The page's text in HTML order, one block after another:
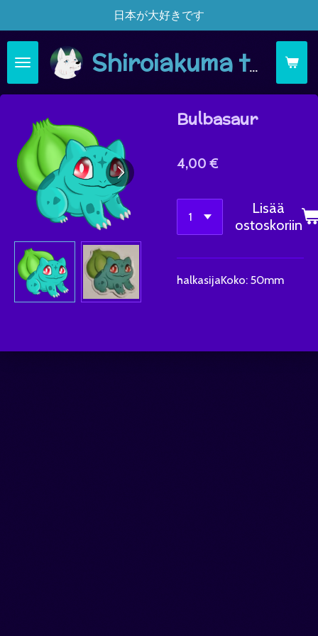
pääsisältöön
Shiroiakuma täsä moi
日本が大好きです
Bulbasaur
4,00 €
Lisää
ostoskoriin
halkasijaKoko: 50mm